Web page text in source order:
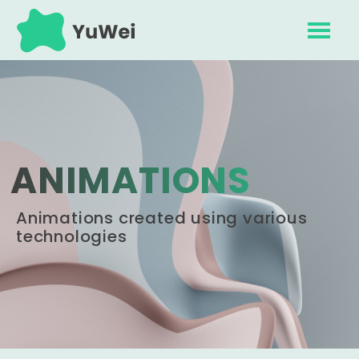
ANIMATIONS
Animations created using various
technologies